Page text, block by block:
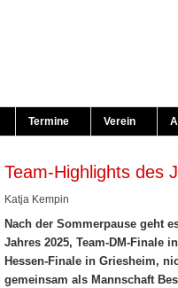
Termine Verein
Team-Highlights des
Katja Kempin
Nach der Sommerpause geht
Jahres 2025, Team-DM-Finale
Hessen-Finale in Griesheim,
gemeinsam als Mannschaft